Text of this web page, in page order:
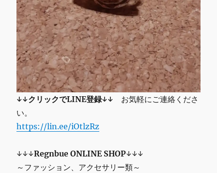
↓↓クリックでLINE登録↓↓ お気軽にご連絡くださ
い。
https://lin.ee/iOtlzRz
↓↓↓Regnbue ONLINE SHOP↓↓↓
～ファッション、アクセサリー類～